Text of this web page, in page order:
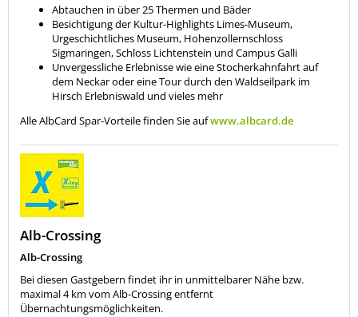
Abtauchen in über 25 Thermen und Bäder
Besichtigung der Kultur-Highlights Limes-Museum,
Urgeschichtliches Museum, Hohenzollernschloss
Sigmaringen, Schloss Lichtenstein und Campus Galli
Unvergessliche Erlebnisse wie eine Stocherkahnfahrt auf
dem Neckar oder eine Tour durch den Waldseilpark im
Hirsch Erlebniswald und vieles mehr
Alle AlbCard Spar-Vorteile finden Sie aufwww.albcard.de
Alb-Crossing
Alb-Crossing
Bei diesen Gastgebern findet ihr in unmittelbarer Nähe bzw.
maximal 4 km vom Alb-Crossing entfernt
Übernachtungsmöglichkeiten.